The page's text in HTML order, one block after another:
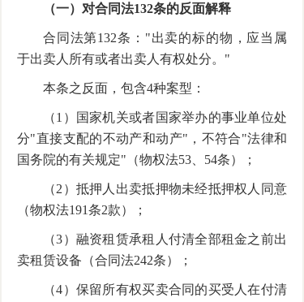
（一）对合同法132条的反面解释
合同法第132条："出卖的标的物，应当属
于出卖人所有或者出卖人有权处分。"
本条之反面，包含4种案型：
（1）国家机关或者国家举办的事业单位处
分"直接支配的不动产和动产"，不符合"法律和
国务院的有关规定"（物权法53、54条）；
（2）抵押人出卖抵押物未经抵押权人同意
（物权法191条2款）；
（3）融资租赁承租人付清全部租金之前出
卖租赁设备（合同法242条）；
（4）保留所有权买卖合同的买受人在付清